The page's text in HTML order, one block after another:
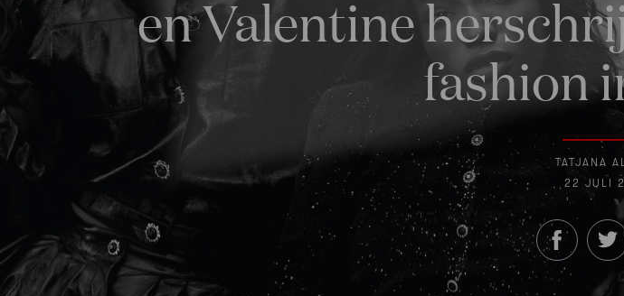
en Valentine
fashion
TATJANA
22 JULI